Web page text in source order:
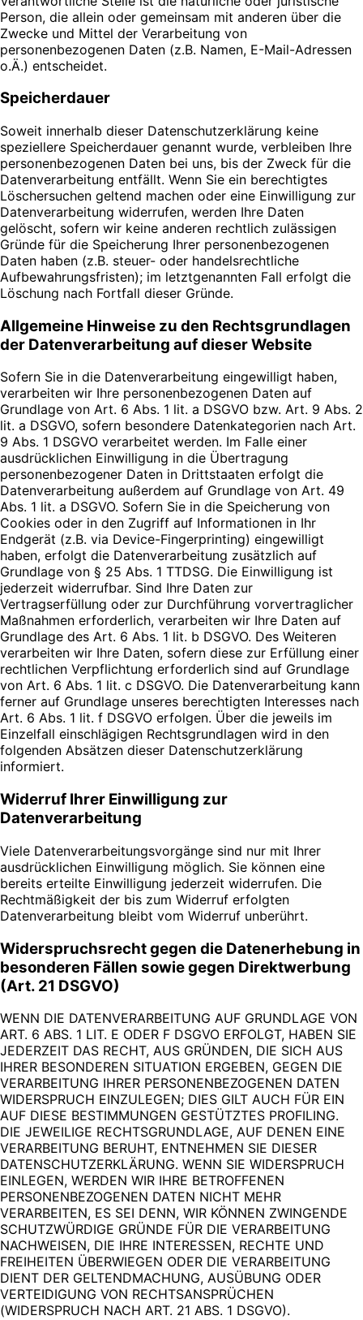
Person, die allein oder gemeinsam mit anderen über die
Zwecke und Mittel der Verarbeitung von
personenbezogenen Daten (z.B. Namen, E-Mail-Adressen
o.Ä.) entscheidet.
Speicherdauer
Soweit innerhalb dieser Datenschutzerklärung keine
speziellere Speicherdauer genannt wurde, verbleiben Ihre
personenbezogenen Daten bei uns, bis der Zweck für die
Datenverarbeitung entfällt. Wenn Sie ein berechtigtes
Löschersuchen geltend machen oder eine Einwilligung zur
Datenverarbeitung widerrufen, werden Ihre Daten
gelöscht, sofern wir keine anderen rechtlich zulässigen
Gründe für die Speicherung Ihrer personenbezogenen
Daten haben (z.B. steuer- oder handelsrechtliche
Aufbewahrungsfristen); im letztgenannten Fall erfolgt die
Löschung nach Fortfall dieser Gründe.
Allgemeine Hinweise zu den Rechtsgrundlagen
der Datenverarbeitung auf dieser Website
Sofern Sie in die Datenverarbeitung eingewilligt haben,
verarbeiten wir Ihre personenbezogenen Daten auf
Grundlage von Art. 6 Abs. 1 lit. a DSGVO bzw. Art. 9 Abs. 2
lit. a DSGVO, sofern besondere Datenkategorien nach Art.
9 Abs. 1 DSGVO verarbeitet werden. Im Falle einer
ausdrücklichen Einwilligung in die Übertragung
personenbezogener Daten in Drittstaaten erfolgt die
Datenverarbeitung außerdem auf Grundlage von Art. 49
Abs. 1 lit. a DSGVO. Sofern Sie in die Speicherung von
Cookies oder in den Zugriff auf Informationen in Ihr
Endgerät (z.B. via Device-Fingerprinting) eingewilligt
haben, erfolgt die Datenverarbeitung zusätzlich auf
Grundlage von § 25 Abs. 1 TTDSG. Die Einwilligung ist
jederzeit widerrufbar. Sind Ihre Daten zur
Vertragserfüllung oder zur Durchführung vorvertraglicher
Maßnahmen erforderlich, verarbeiten wir Ihre Daten auf
Grundlage des Art. 6 Abs. 1 lit. b DSGVO. Des Weiteren
verarbeiten wir Ihre Daten, sofern diese zur Erfüllung einer
rechtlichen Verpflichtung erforderlich sind auf Grundlage
von Art. 6 Abs. 1 lit. c DSGVO. Die Datenverarbeitung kann
ferner auf Grundlage unseres berechtigten Interesses nach
Art. 6 Abs. 1 lit. f DSGVO erfolgen. Über die jeweils im
Einzelfall einschlägigen Rechtsgrundlagen wird in den
folgenden Absätzen dieser Datenschutzerklärung
informiert.
Widerruf Ihrer Einwilligung zur
Datenverarbeitung
Viele Datenverarbeitungsvorgänge sind nur mit Ihrer
ausdrücklichen Einwilligung möglich. Sie können eine
bereits erteilte Einwilligung jederzeit widerrufen. Die
Rechtmäßigkeit der bis zum Widerruf erfolgten
Datenverarbeitung bleibt vom Widerruf unberührt.
Widerspruchsrecht gegen die Datenerhebung in
besonderen Fällen sowie gegen Direktwerbung
(Art. 21 DSGVO)
WENN DIE DATENVERARBEITUNG AUF GRUNDLAGE VON
ART. 6 ABS. 1 LIT. E ODER F DSGVO ERFOLGT, HABEN SIE
JEDERZEIT DAS RECHT, AUS GRÜNDEN, DIE SICH AUS
IHRER BESONDEREN SITUATION ERGEBEN, GEGEN DIE
VERARBEITUNG IHRER PERSONENBEZOGENEN DATEN
WIDERSPRUCH EINZULEGEN; DIES GILT AUCH FÜR EIN
AUF DIESE BESTIMMUNGEN GESTÜTZTES PROFILING.
DIE JEWEILIGE RECHTSGRUNDLAGE, AUF DENEN EINE
VERARBEITUNG BERUHT, ENTNEHMEN SIE DIESER
DATENSCHUTZERKLÄRUNG. WENN SIE WIDERSPRUCH
EINLEGEN, WERDEN WIR IHRE BETROFFENEN
PERSONENBEZOGENEN DATEN NICHT MEHR
VERARBEITEN, ES SEI DENN, WIR KÖNNEN ZWINGENDE
SCHUTZWÜRDIGE GRÜNDE FÜR DIE VERARBEITUNG
NACHWEISEN, DIE IHRE INTERESSEN, RECHTE UND
FREIHEITEN ÜBERWIEGEN ODER DIE VERARBEITUNG
DIENT DER GELTENDMACHUNG, AUSÜBUNG ODER
VERTEIDIGUNG VON RECHTSANSPRÜCHEN
(WIDERSPRUCH NACH ART. 21 ABS. 1 DSGVO).